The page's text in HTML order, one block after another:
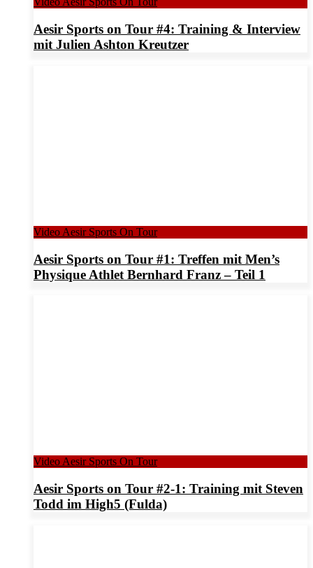
Aesir Sports on Tour #4: Training & Interview
mit Julien Ashton Kreutzer
Video Aesir Sports On Tour
Aesir Sports on Tour #1: Treffen mit Men’s
Physique Athlet Bernhard Franz – Teil 1
Video Aesir Sports On Tour
Aesir Sports on Tour #2-1: Training mit Steven
Todd im High5 (Fulda)